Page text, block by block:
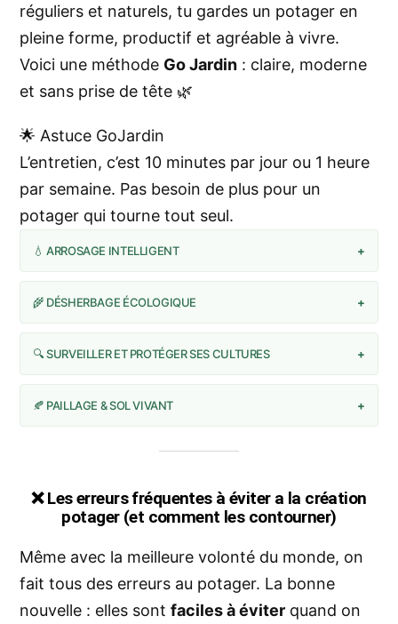
réguliers et naturels, tu gardes un potager en
pleine forme, productif et agréable à vivre.
Voici une méthode Go Jardin : claire, moderne
et sans prise de tête 🌿
🌟 Astuce GoJardin
L’entretien, c’est 10 minutes par jour ou 1 heure
par semaine. Pas besoin de plus pour un
potager qui tourne tout seul.
💧 ARROSAGE INTELLIGENT +
🌾 DÉSHERBAGE ÉCOLOGIQUE +
🔍 SURVEILLER ET PROTÉGER SES CULTURES +
🍂 PAILLAGE & SOL VIVANT +
❌Les erreurs fréquentes à éviter a la création
potager (et comment les contourner)
Même avec la meilleure volonté du monde, on
fait tous des erreurs au potager. La bonne
nouvelle : elles sont faciles à éviter quand on